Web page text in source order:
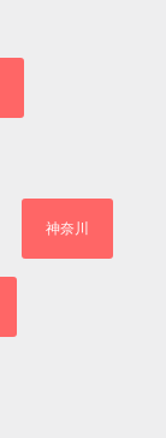
神奈川